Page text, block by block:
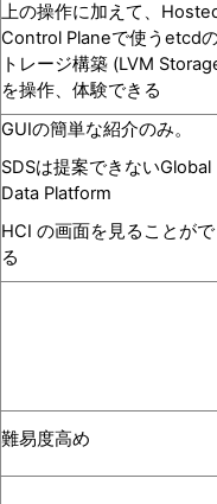
上の操作に加えて、
Control Planeで使うetcd
トレージ構築 (LVM
を操作、体験できる
GUIの簡単な紹介のみ。
SDSは提案できないGlobal
Data Platform
HCI の画面を見ることが
る
難易度高め